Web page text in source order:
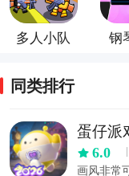
多人小队
钢
同类排行
蛋仔派
6.0
画风非常